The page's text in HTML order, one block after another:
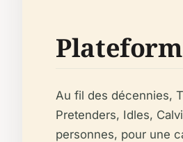
Au fil des décennies,
Pretenders, Idles,
personnes, pour une